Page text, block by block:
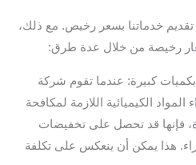
خدماتنا بسعر رخيص. مع ذلك،
رخيصة من خلال عدة طرق:
بكميات كبيرة: عندما تقوم شركة
الكيميائية اللازمة لمكافحة
فإنها قد تحصل على تخفيضات
هذا يمكن أن ينعكس على تكلفة